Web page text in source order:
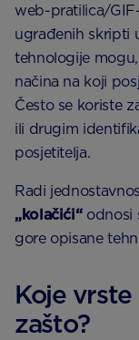
web-pratilica/
ugrađenih skripti
tehnologije
načina na koji
Često se koriste
ili drugim
posjetitelja.
Radi
„kolačići“odnosi
gore opisane
Koje
zašto?